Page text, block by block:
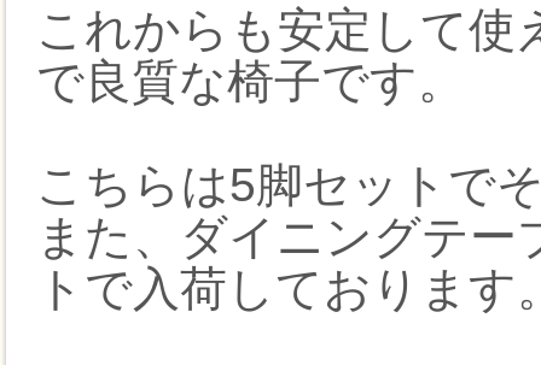
これからも安定して使
で良質な椅子です。
こちらは5脚セットで
また、ダイニングテ
トで入荷しております